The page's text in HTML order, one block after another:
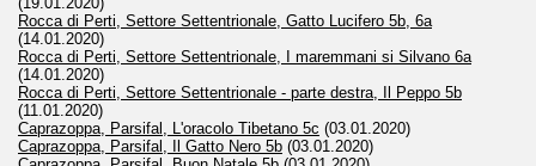
Rocca di Perti, Settore Settentrionale, Gatto Lucifero 5b, 6a
(14.01.2020)
Rocca di Perti, Settore Settentrionale, I maremmani si Silvano 6a
(14.01.2020)
Rocca di Perti, Settore Settentrionale - parte destra, Il Peppo 5b
(11.01.2020)
Caprazoppa, Parsifal, L'oracolo Tibetano 5c (03.01.2020)
Caprazoppa, Parsifal, Il Gatto Nero 5b (03.01.2020)